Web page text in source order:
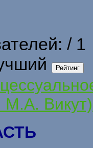
/ 1
М.А. Викут)